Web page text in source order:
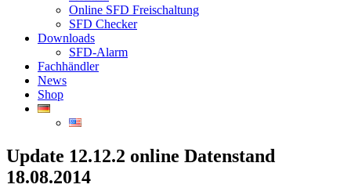
Online SFD Freischaltung
SFD Checker
Downloads
SFD-Alarm
Fachhändler
News
Shop
Update 12.12.2 online Datenstand
18.08.2014